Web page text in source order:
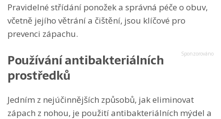
Pravidelné střídání ponožek a správná péče o obuv,
včetně jejího větrání a čištění, jsou klíčové pro
prevenci zápachu.
Používání antibakteriálních
prostředků
Jedním z nejúčinnějších způsobů, jak eliminovat
zápach z nohou, je použití antibakteriálních mýdel a